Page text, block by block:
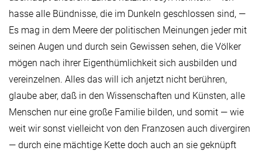
hasse alle Bündnisse, die im Dunkeln geschlossen sind, —
Es mag in dem Meere der politischen Meinungen jeder mit
seinen Augen und durch sein Gewissen sehen, die Völker
mögen nach ihrer Eigenthümlichkeit sich ausbilden und
vereinzelnen. Alles das will ich anjetzt nicht berühren,
glaube aber, daß in den Wissenschaften und Künsten, alle
Menschen nur eine große Familie bilden, und somit — wie
weit wir sonst vielleicht von den Franzosen auch divergiren
— durch eine mächtige Kette doch auch an sie geknüpft